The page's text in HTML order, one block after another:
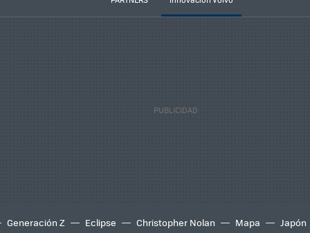
Generación Z Eclipse Christopher Nolan Mapa Japón